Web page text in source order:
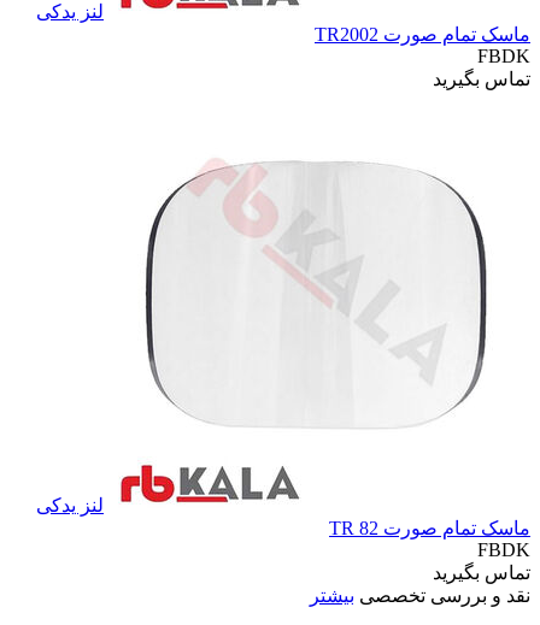
لنز یدکی
ماسک تمام صورت TR2002
FBDK
تماس بگیرید
لنز یدکی
ماسک تمام صورت TR 82
FBDK
تماس بگیرید
نقد و بررسی تخصصی بیشتر